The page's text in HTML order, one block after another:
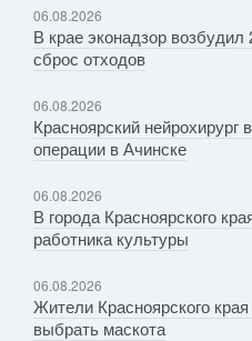
06.08.2026
В крае эконадзор
сброс отходов
06.08.2026
Красноярский
операции в Ачинске
06.08.2026
В города Красноярского
работника культуры
06.08.2026
Жители Красноярского
выбрать маскота